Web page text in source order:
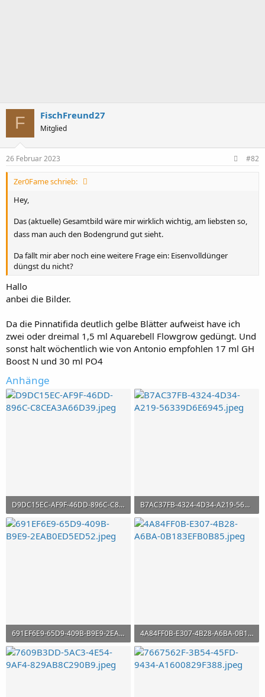
F FischFreund27
Mitglied
26 Februar 2023 #82
Zer0Fame schrieb:
Hey,
Das (aktuelle) Gesamtbild wäre mir wirklich wichtig, am liebsten so,
dass man auch den Bodengrund gut sieht.
Da fällt mir aber noch eine weitere Frage ein: Eisenvolldünger
düngst du nicht?
Hallo
anbei die Bilder.
Da die Pinnatifida deutlich gelbe Blätter aufweist have ich
zwei oder dreimal 1,5 ml Aquarebell Flowgrow gedüngt. Und
sonst halt wöchentlich wie von Antonio empfohlen 17 ml GH
Boost N und 30 ml PO4
Anhänge
D9DC15EC-AF9F-46DD-896C-C8CEA3A66D39.jpeg
437,4 KB · Aufrufe: 28
B7AC37FB-4324-4D34-A219-56339D6E6945.jpeg
336,9 KB · Aufrufe: 25
691EF6E9-65D9-409B-B9E9-2EAB0ED5ED52.jpeg
318,3 KB · Aufrufe: 25
4A84FF0B-E307-4B28-A6BA-0B183EFB0B85.jpeg
304,7 KB · Aufrufe: 26